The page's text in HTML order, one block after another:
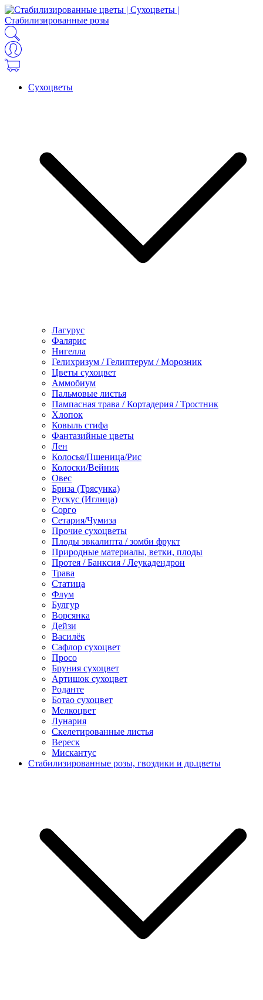
Сухоцветы
Лагурус
Фалярис
Нигелла
Гелихризум / Гелиптерум / Морозник
Цветы сухоцвет
Аммобиум
Пальмовые листья
Пампасная трава / Кортадерия / Тростник
Хлопок
Ковыль стифа
Фантазийные цветы
Лен
Колосья/Пшеница/Рис
Колоски/Вейник
Овес
Бриза (Трясунка)
Рускус (Иглица)
Сорго
Сетария/Чумиза
Прочие сухоцветы
Плоды эвкалипта / зомби фрукт
Природные материалы, ветки, плоды
Протея / Банксия / Леукадендрон
Трава
Статица
Флум
Булгур
Ворсянка
Дейзи
Василёк
Сафлор сухоцвет
Просо
Бруния сухоцвет
Артишок сухоцвет
Роданте
Ботао сухоцвет
Мелкоцвет
Лунария
Скелетированные листья
Вереск
Мискантус
Стабилизированные розы, гвоздики и др.цветы